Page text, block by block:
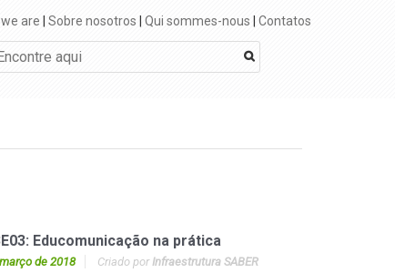
are Sobre nosotros Qui sommes-nous Contatos
Educomunicação na prática
de 2018 Criado por Infraestrutura SABER